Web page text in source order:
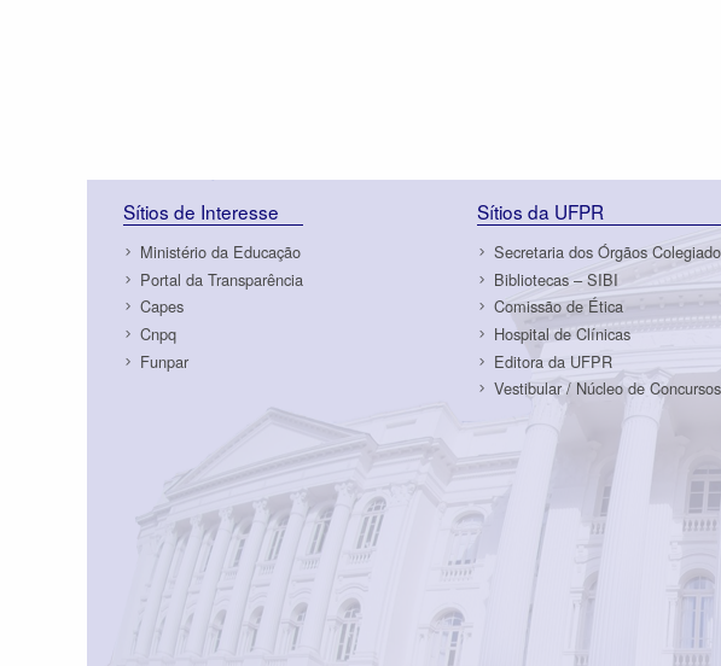
Sítios de Interesse
Ministério da Educação
Portal da Transparência
Capes
Cnpq
Funpar
Sítios da UFPR
Secretaria dos Órgãos
Bibliotecas – SIBI
Comissão de Ética
Hospital de Clínicas
Editora da UFPR
Vestibular / Núcleo de Concursos